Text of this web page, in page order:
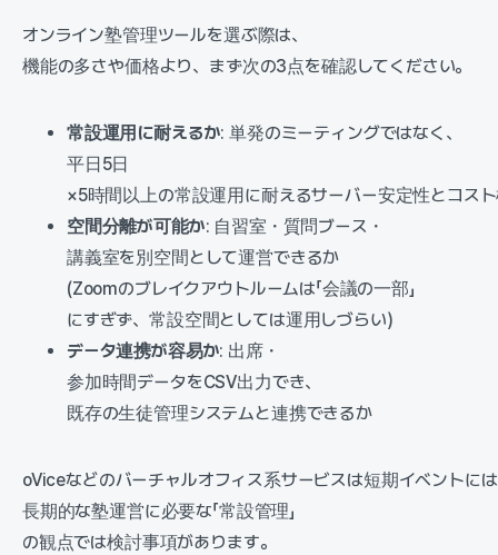
オンライン塾管理ツールを選ぶ際は、
機能の多さや価格より、まず次の3点を確認してください。
常設運用に耐えるか: 単発のミーティングではなく、
平日5日
×5時間以上の常設運用に耐えるサーバー安定性とコス
空間分離が可能か: 自習室・質問ブース・
講義室を別空間として運営できるか
(Zoomのブレイクアウトルームは「会議の一部」
にすぎず、常設空間としては運用しづらい)
データ連携が容易か: 出席・
参加時間データをCSV出力でき、
既存の生徒管理システムと連携できるか
oViceなどのバーチャルオフィス系サービスは短期イベントに
長期的な塾運営に必要な「常設管理」
の観点では検討事項があります。